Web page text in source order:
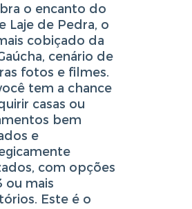
o encanto do
Laje de Pedra, o
cobiçado da
cenário de
fotos e filmes.
tem a chance
casas ou
bem
e
com opções
ou mais
Este é o